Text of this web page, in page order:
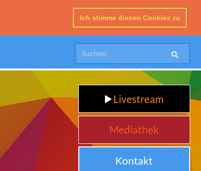
Ich stimme diesen Cookies zu
Livestream
Mediathek
Kontakt